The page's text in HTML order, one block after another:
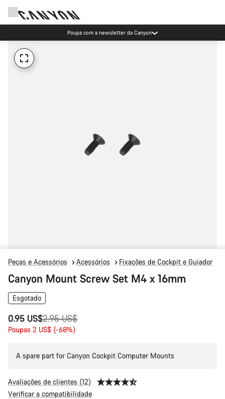
Poupa com a newsletter da Canyon
Peças e Acessórios Acessórios Fixações de Cockpit e Guiador
Canyon Mount Screw Set M4 x 16mm
Esgotado
0.95 US$
Preço
Original
2.95 US$
Poupas 2 US$ (-68%)
A spare part for Canyon Cockpit Computer Mounts
Avaliações de clientes (12)
Verificar a compatibilidade